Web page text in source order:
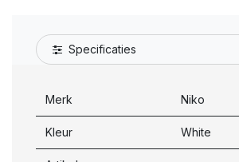
Specificaties
Merk Niko
Kleur White